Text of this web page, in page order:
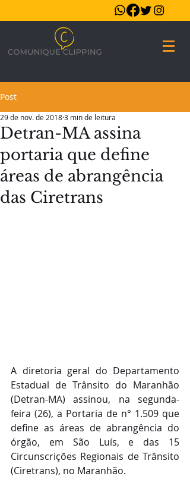
Post
Detran-MA assina
portaria que define
áreas de abrangência
das Ciretrans
29 de nov. de 20183 min de leitura
A diretoria geral do Departamento
Estadual de Trânsito do Maranhão
(Detran-MA) assinou, na segunda-
feira (26), a Portaria de n° 1.509 que
define as áreas de abrangência do
órgão, em São Luís, e das 15
Circunscrições Regionais de Trânsito
(Ciretrans), no Maranhão.